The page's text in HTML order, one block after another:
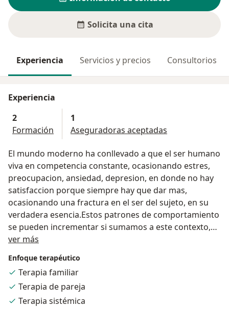
Solicita una cita
Experiencia Servicios y precios Consultorios
Experiencia
2
Formación
1
Aseguradoras aceptadas
El mundo moderno ha conllevado a que el ser humano
viva en competencia constante, ocasionando estres,
preocupacion, ansiedad, depresion, en donde no hay
satisfaccion porque siempre hay que dar mas,
ocasionando una fractura en el ser del sujeto, en su
verdadera esencia.Estos patrones de comportamiento
se pueden incrementar si sumamos a este contexto,
las heridas de infancia, traumas, o mecanismos de
defensa ante el dolor que se vive en los distintos ciclos
de vida. El acompañamiento terapeutico que ofrezco
lo orientará en su verdadero proposito de vida para
que sea feliz, puesto que cada dia de vida es una
eleccion para ello.
ver más
Enfoque terapéutico
Terapia familiar
Terapia de pareja
Terapia sistémica